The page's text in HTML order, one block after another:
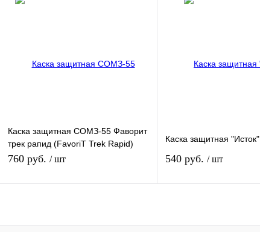
Каска защитная СОМЗ-55 Фаворит
трек рапид (FavoriT Trek Rapid)
белая арт.75617
760 руб. / шт
Каска защитная "Исток"
540 руб. / шт